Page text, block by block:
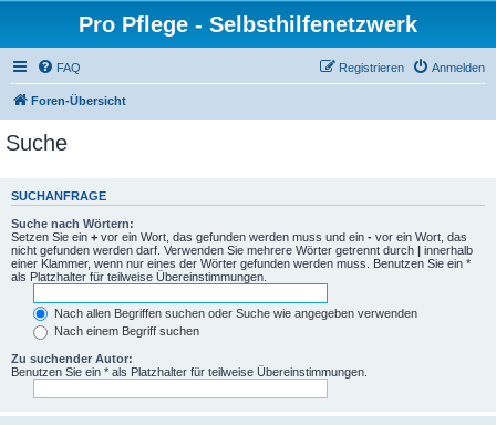
Pro Pflege - Selbsthilfenetzwerk
FAQ Anmelden
Registrieren
Foren-Übersicht
Suche
SUCHANFRAGE
Suche nach Wörtern:
Setzen Sie ein + vor ein Wort, das gefunden werden muss und ein - vor ein Wort, das
nicht gefunden werden darf. Verwenden Sie mehrere Wörter getrennt durch | innerhalb
einer Klammer, wenn nur eines der Wörter gefunden werden muss. Benutzen Sie ein *
als Platzhalter für teilweise Übereinstimmungen.
Nach allen Begriffen suchen oder Suche wie angegeben verwenden
Nach einem Begriff suchen
Zu suchender Autor:
Benutzen Sie ein * als Platzhalter für teilweise Übereinstimmungen.